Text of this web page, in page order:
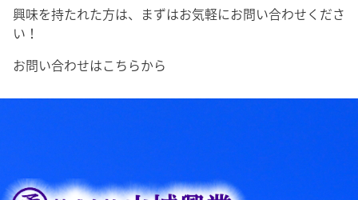
興味を持たれた方は、まずはお気軽にお問い合わせくださ
い！
お問い合わせはこちらから